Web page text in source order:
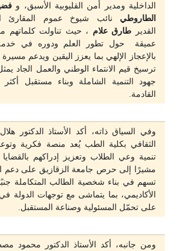
الداخلية ومدير أمن القليوبية الأسبق، و
الطاروطي
نائب شيوخ عموم المقارئ
القدير
طارق علام ، حيث تناولت كلماتهم
عميقة حول تطور العلم ودوره في خدمة
بالإعجاز الإلهي بما يعزز اليقين ويدعم
ترسيخ قيم الانتماء الوطني والعمل الجاد
جهود التنمية الشاملة وبناء مستقبل أكثر
القادمة.
وفي السياق ذاته، أكد الأستاذ الدكتور
الثقافي بكلية الطب يُعد منصة فكرية
تنمية وعي الطلاب وتعزيز إدراكهم بالقضايا
مشيرًا إلى حرص جامعة الزقازيق على دعم
تسهم في بناء شخصية الطالب المتكاملة
الأكاديمي، بما يتماشى مع توجهات الدولة
على تحمّل المسئولية وصناعة المستقبل.
ومن جانبه، أكد الأستاذ الدكتور محمود